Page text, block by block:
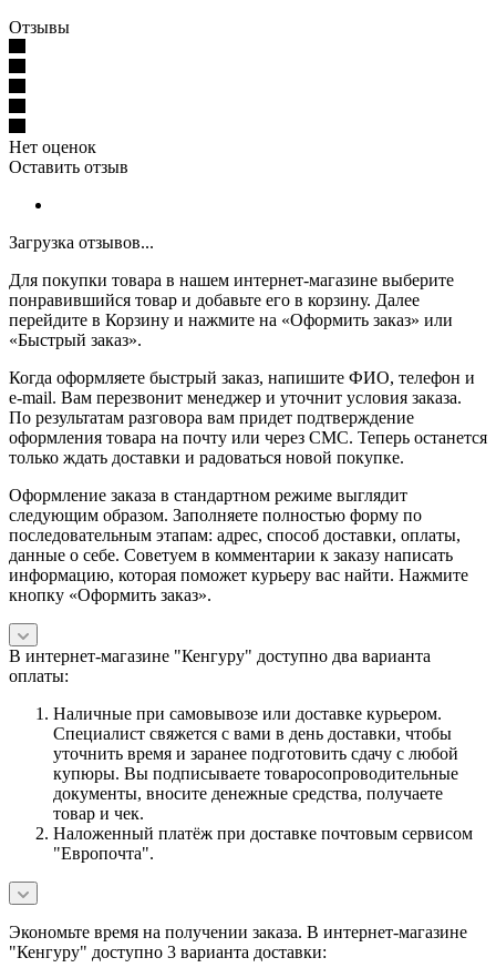
Отзывы
Нет оценок
Оставить отзыв
Загрузка отзывов...
Для покупки товара в нашем интернет-магазине выберите
понравившийся товар и добавьте его в корзину. Далее
перейдите в Корзину и нажмите на «Оформить заказ» или
«Быстрый заказ».
Когда оформляете быстрый заказ, напишите ФИО, телефон и
e-mail. Вам перезвонит менеджер и уточнит условия заказа.
По результатам разговора вам придет подтверждение
оформления товара на почту или через СМС. Теперь останется
только ждать доставки и радоваться новой покупке.
Оформление заказа в стандартном режиме выглядит
следующим образом. Заполняете полностью форму по
последовательным этапам: адрес, способ доставки, оплаты,
данные о себе. Советуем в комментарии к заказу написать
информацию, которая поможет курьеру вас найти. Нажмите
кнопку «Оформить заказ».
В интернет-магазине "Кенгуру" доступно два варианта
оплаты:
Наличные при самовывозе или доставке курьером.
Специалист свяжется с вами в день доставки, чтобы
уточнить время и заранее подготовить сдачу с любой
купюры. Вы подписываете товаросопроводительные
документы, вносите денежные средства, получаете
товар и чек.
Наложенный платёж при доставке почтовым сервисом
"Европочта".
Экономьте время на получении заказа. В интернет-магазине
"Кенгуру" доступно 3 варианта доставки: